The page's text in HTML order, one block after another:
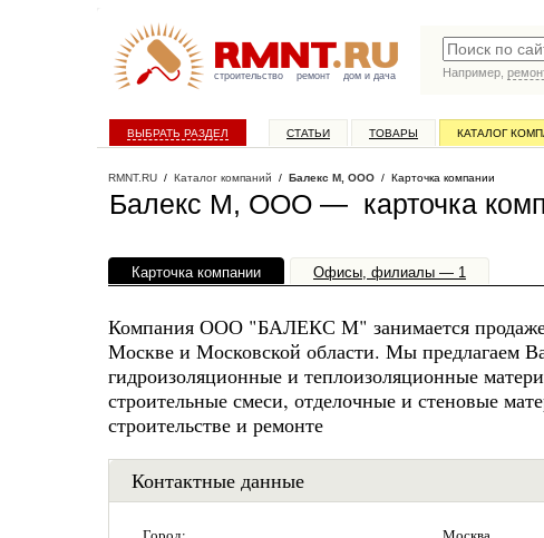
строительство ремонт дом и дача
Например,
ВЫБРАТЬ РАЗДЕЛ СТАТЬИ ТОВАРЫ КАТАЛОГ
RMNT.RU / Каталог компаний / Балекс М, ООО / Карточка компании
Балекс М, ООО — карточка
Карточка компании Офисы, филиалы — 1
Компания ООО "БАЛЕКС М" занимается продажей
Москве и Московской области. Мы предлагаем
гидроизоляционные и теплоизоляционные
строительные смеси, отделочные и стеновые
строительстве и ремонте
Контактные данные